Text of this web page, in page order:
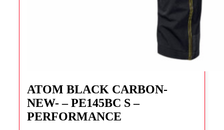
produit
a
plusieurs
variations.
Les
ATOM BLACK CARBON-
NEW- – PE145BC S –
PERFORMANCE